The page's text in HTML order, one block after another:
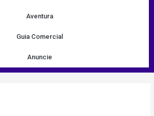
Aventura
Guia Comercial
Anuncie